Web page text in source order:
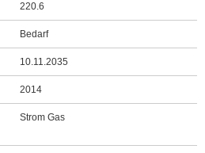
220.6
Bedarf
10.11.2035
2014
Strom Gas